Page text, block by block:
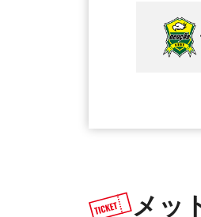
メッ